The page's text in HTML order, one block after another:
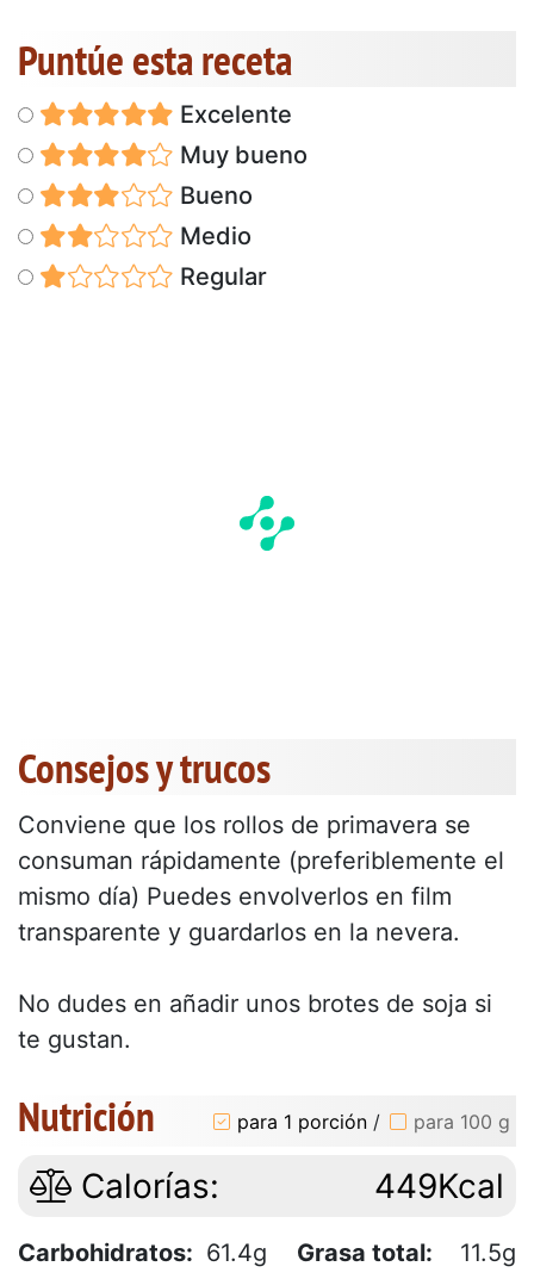
Puntúe esta receta
Excelente
Muy bueno
Bueno
Medio
Regular
Consejos y trucos
Conviene que los rollos de primavera se
consuman rápidamente (preferiblemente el
mismo día) Puedes envolverlos en film
transparente y guardarlos en la nevera.
No dudes en añadir unos brotes de soja si
te gustan.
Nutrición para 1 porción / para 100 g
Calorías: 449Kcal
Carbohidratos: 61.4g Grasa total:
11.5g